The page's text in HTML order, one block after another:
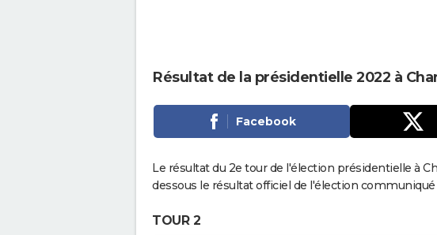
Résultat de la présidentielle 2022 à
Facebook
Le résultat du 2e tour de l'élection présidentielle à
dessous le résultat officiel de l'élection
TOUR 2